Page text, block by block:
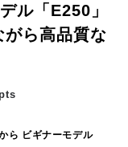
ル「E250」
ら高品質な
ら ビギナーモデル